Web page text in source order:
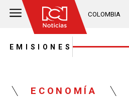
COLOMBIA
EMISIONES
ECONOMÍA